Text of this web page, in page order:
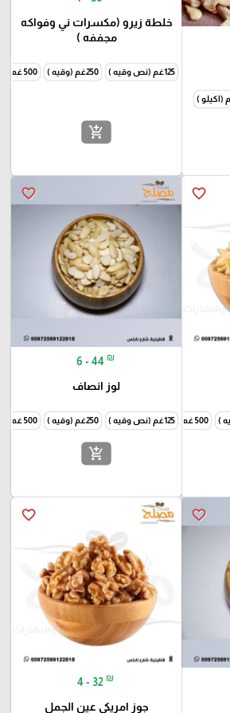
خلطة زيرو (مكسرات ني وفواكه
مجففه )
125غم (نص وقيه ) 250غم (وقيه ) 500 غم ( نص كيلو )
add_shopping_cart
favorite_border
500 غم ( نص كيلو ) 1000غم (كيلو )
favorite_border
6 - 44 ₪
لوز انصاف
125غم (نص وقيه ) 250غم (وقيه ) 500 غم ( نص كيلو )
add_shopping_cart
favorite_border
favorite_border
4 - 32 ₪
جوز امريكي عين الجمل